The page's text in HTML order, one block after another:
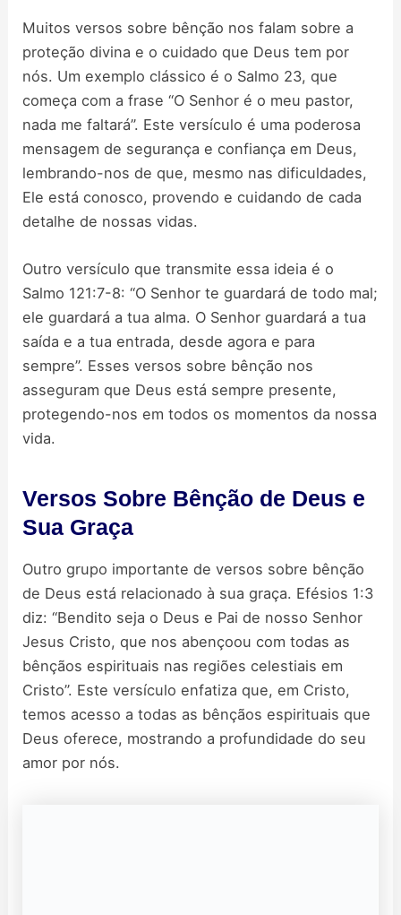
Muitos versos sobre bênção nos falam sobre a
proteção divina e o cuidado que Deus tem por
nós. Um exemplo clássico é o Salmo 23, que
começa com a frase “O Senhor é o meu pastor,
nada me faltará”. Este versículo é uma poderosa
mensagem de segurança e confiança em Deus,
lembrando-nos de que, mesmo nas dificuldades,
Ele está conosco, provendo e cuidando de cada
detalhe de nossas vidas.
Outro versículo que transmite essa ideia é o
Salmo 121:7-8: “O Senhor te guardará de todo mal;
ele guardará a tua alma. O Senhor guardará a tua
saída e a tua entrada, desde agora e para
sempre”. Esses versos sobre bênção nos
asseguram que Deus está sempre presente,
protegendo-nos em todos os momentos da nossa
vida.
Versos Sobre Bênção de Deus e
Sua Graça
Outro grupo importante de versos sobre bênção
de Deus está relacionado à sua graça. Efésios 1:3
diz: “Bendito seja o Deus e Pai de nosso Senhor
Jesus Cristo, que nos abençoou com todas as
bênçãos espirituais nas regiões celestiais em
Cristo”. Este versículo enfatiza que, em Cristo,
temos acesso a todas as bênçãos espirituais que
Deus oferece, mostrando a profundidade do seu
amor por nós.